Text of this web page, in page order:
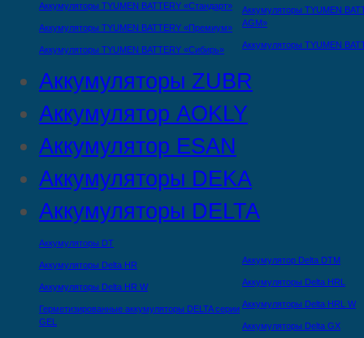
Аккумуляторы TYUMEN BATTERY «Стандарт»
Аккумуляторы TYUMEN BATTERY «Премиум»
Аккумуляторы TYUMEN BATTERY «Сибирь»
Аккумуляторы TYUMEN
AGM»
Аккумуляторы TYUMEN
Аккумуляторы ZUBR
Аккумулятор AOKLY
Аккумулятор ESAN
Аккумуляторы DEKA
Аккумуляторы DELTA
Аккумуляторы DT
Аккумуляторы Delta HR
Аккумуляторы Delta HR W
Герметизированные аккумуляторы DELTA серии
GEL
Аккумулятор Delta DTМ
Аккумуляторы Delta HRL
Аккумуляторы Delta HRL W
Аккумуляторы Delta GX